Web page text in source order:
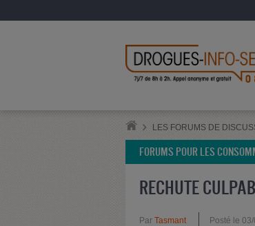
LES FORUMS DE
FORUMS POUR LES
RECHUTE
Par Tasmant Posté le